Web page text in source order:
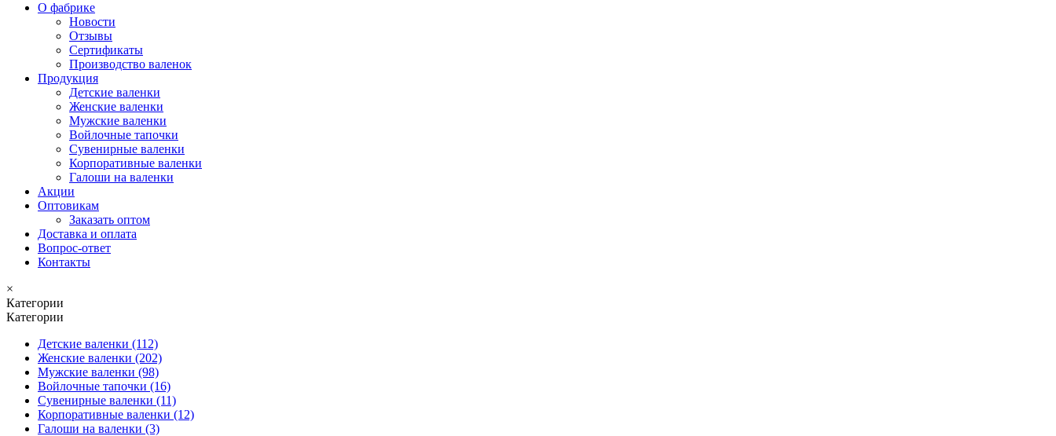
О фабрике
Новости
Отзывы
Сертификаты
Производство валенок
Продукция
Детские валенки
Женские валенки
Мужские валенки
Войлочные тапочки
Сувенирные валенки
Корпоративные валенки
Галоши на валенки
Акции
Оптовикам
Заказать оптом
Доставка и оплата
Вопрос-ответ
Контакты
×
Категории
Категории
Детские валенки (112)
Женские валенки (202)
Мужские валенки (98)
Войлочные тапочки (16)
Сувенирные валенки (11)
Корпоративные валенки (12)
Галоши на валенки (3)